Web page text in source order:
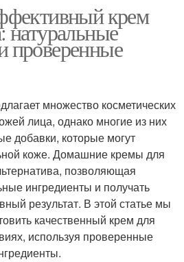
крем
натуральные
проверенные
множество косметических
лица, однако многие из них
добавки, которые могут
коже. Домашние кремы для
позволяющая
ингредиенты и получать
результат. В этой статье мы
качественный крем для
используя проверенные